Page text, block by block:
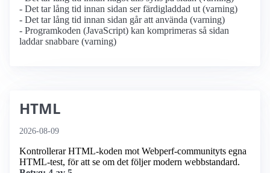
- Det tar lång tid innan sidan ser färdigladdad ut (varning)
- Det tar lång tid innan sidan går att använda (varning)
- Programkoden (JavaScript) kan komprimeras så sidan
laddar snabbare (varning)
HTML
2026-08-09
Kontrollerar HTML-koden mot Webperf-communityts egna
HTML-test, för att se om det följer modern webbstandard.